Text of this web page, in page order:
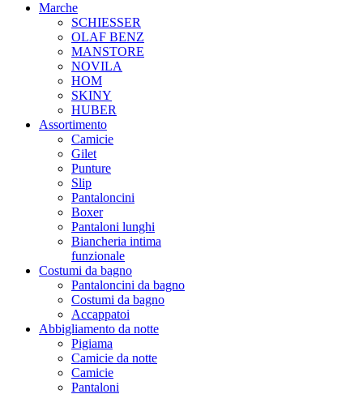
Marche
SCHIESSER
OLAF BENZ
MANSTORE
NOVILA
HOM
SKINY
HUBER
Assortimento
Camicie
Gilet
Punture
Slip
Pantaloncini
Boxer
Pantaloni lunghi
Biancheria intima
funzionale
Costumi da bagno
Pantaloncini da bagno
Costumi da bagno
Accappatoi
Abbigliamento da notte
Pigiama
Camicie da notte
Camicie
Pantaloni